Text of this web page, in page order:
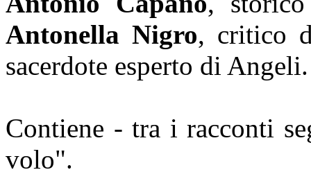
Antonella Nigro, critico
sacerdote esperto di Angeli.
Contiene - tra i racconti
volo".